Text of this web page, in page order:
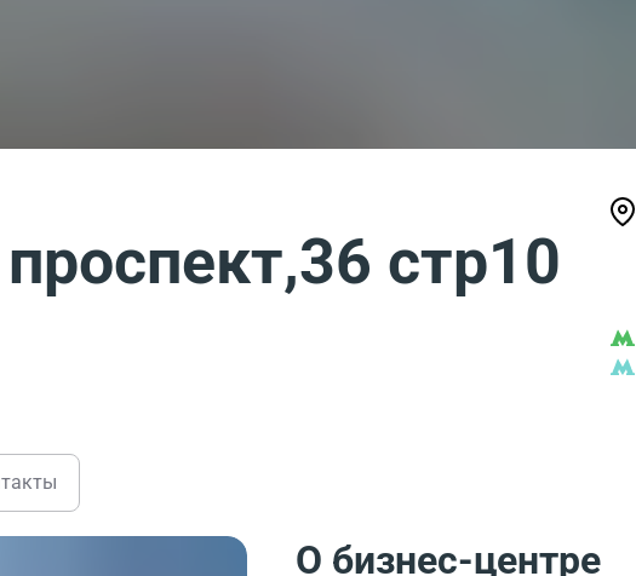
стр10
О бизнес-центре